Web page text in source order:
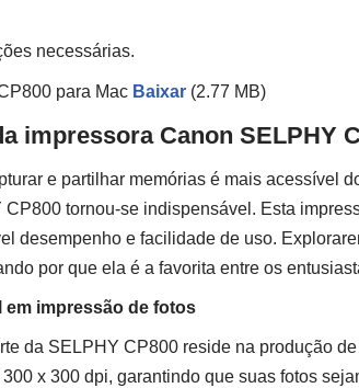
necessárias.
para Mac Baixar (2.77 MB)
impressora Canon SELPHY
e partilhar memórias é mais acessível
tornou-se indispensável. Esta
desempenho e facilidade de uso.
por que ela é a favorita entre os
impressão de fotos
da SELPHY CP800 reside na produção
x 300 dpi, garantindo que suas fotos